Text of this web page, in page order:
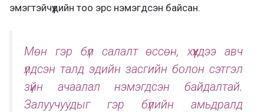
эмэгтэйчүүдийн тоо эрс нэмэгдсэн байсан.
Мөн гэр бүл салалт өссөн, хүүхдээ авч
үлдсэн талд эдийн засгийн болон сэтгэл
зүйн ачаалал нэмэгдсэн байдалтай.
Залуучуудыг гэр бүлийн амьдралд